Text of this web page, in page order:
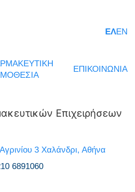
ΕΛEN
ΕΠΙΚΟΙΝΩΝΙΑ
Επιχειρήσεων
3 Χαλάνδρι, Αθήνα
6891060